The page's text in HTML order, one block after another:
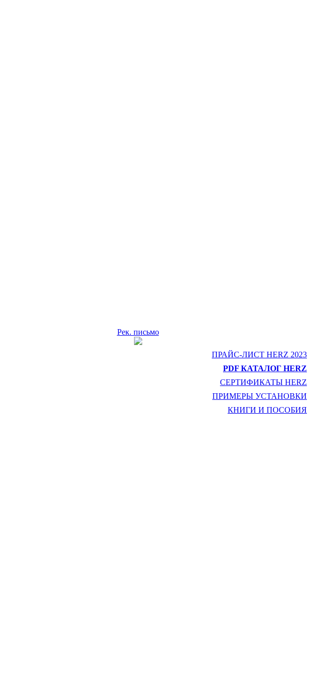
Рек. письмо
ПРАЙС-ЛИСТ HERZ 2023
PDF КАТАЛОГ HERZ
СЕРТИФИКАТЫ HERZ
ПРИМЕРЫ УСТАНОВКИ
КНИГИ И ПОСОБИЯ